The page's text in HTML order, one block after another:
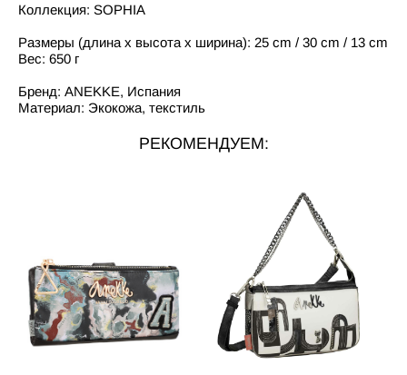
Коллекция: SOPHIA
Размеры (длина x высота x ширина): 25 cm / 30 cm / 13 cm
Вес: 650 г
Бренд: ANEKKE, Испания
Материал: Экокожа, текстиль
РЕКОМЕНДУЕМ: